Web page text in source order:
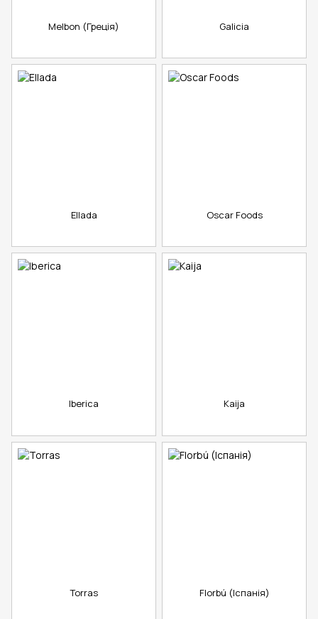
Melbon (Греція) Galicia
Ellada Oscar Foods
Iberica Kaija
Torras Florbú (Іспанія)